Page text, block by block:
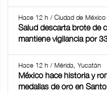
Hace 12 h / Ciudad de México
Salud descarta brote de
mantiene vigilancia por
Hace 12 h / Mérida, Yucatán
México hace historia y
medallas de oro en